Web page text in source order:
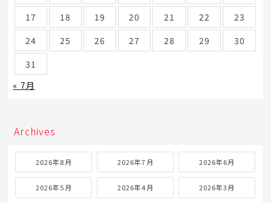
17
18 19 20 21 22
23
24
25 26 27 28 29
30
31
« 7月
Archives
2026年8月 2026年7月 2026年6月
2026年5月 2026年4月 2026年3月